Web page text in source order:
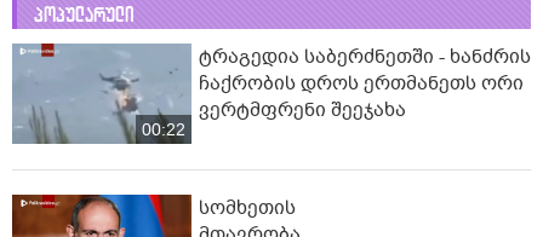
პოპულარული
00:22
ტრაგედია საბერძნეთში - ხანძრის
ჩაქრობის დროს ერთმანეთს ორი
ვერტმფრენი შეეჯახა
სომხეთის